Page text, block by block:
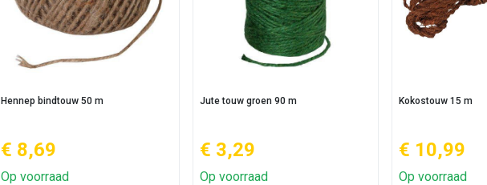
Hennep bindtouw 50 m
€ 8,69
Op voorraad
Jute touw groen 90 m
€ 3,29
Op voorraad
Kokostouw 15 m
€ 10,99
Op voorraad